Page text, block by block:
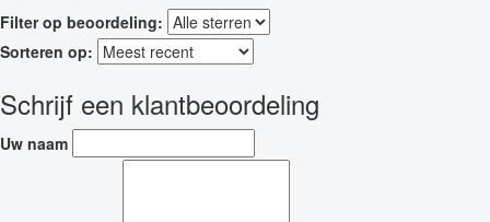
Filter op beoordeling:
Sorteren op:
Schrijf een klantbeoordeling
Uw naam